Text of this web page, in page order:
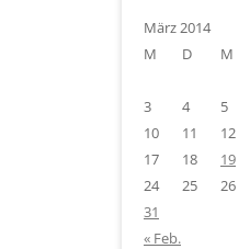
März 2014
M
D M
3
4 5
10
11 12
17
18 19
24
25 26
31
« Feb.